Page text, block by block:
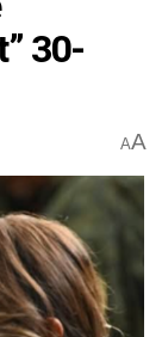
30-
AA